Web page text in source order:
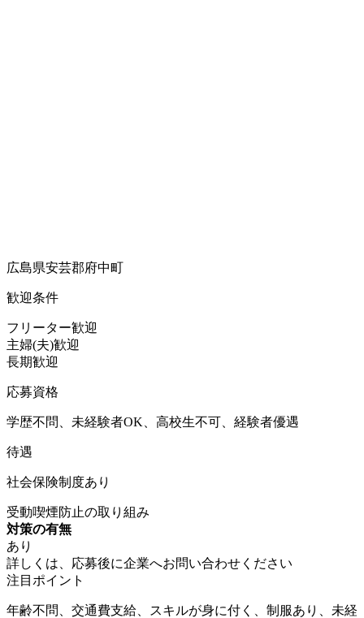
広島県安芸郡府中町
歓迎条件
フリーター歓迎
主婦(夫)歓迎
長期歓迎
応募資格
学歴不問、未経験者OK、高校生不可、経験者優遇
待遇
社会保険制度あり
受動喫煙防止の取り組み
対策の有無
あり
詳しくは、応募後に企業へお問い合わせください
注目ポイント
年齢不問、交通費支給、スキルが身に付く、制服あり、未経